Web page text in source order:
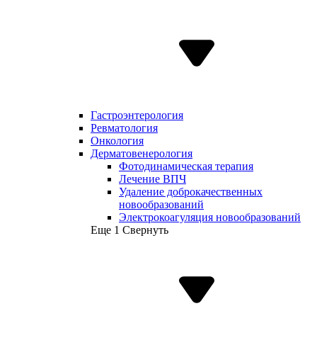
Гастроэнтерология
Ревматология
Онкология
Дерматовенерология
Фотодинамическая терапия
Лечение ВПЧ
Удаление доброкачественных
новообразований
Электрокоагуляция новообразований
Еще 1 Свернуть